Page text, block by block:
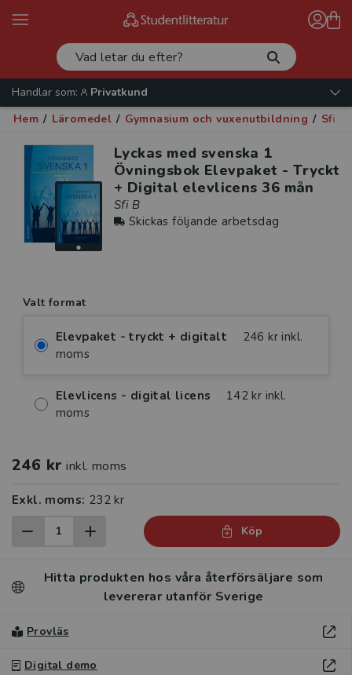
Handlar som:
Privatkund
Hem / Läromedel / Gymnasium och vuxenutbildning / Sfi
Lyckas med svenska 1
Övningsbok Elevpaket - Tryckt
+ Digital elevlicens 36 mån
Sfi B
Skickas följande arbetsdag
Valt format
Elevpaket - tryckt + digitalt
246 kr inkl.
moms
Elevlicens - digital licens
142 kr inkl.
moms
246 kr inkl. moms
Exkl. moms: 232 kr
Köp
Hitta produkten hos våra återförsäljare som
levererar utanför Sverige
Provläs
Digital demo